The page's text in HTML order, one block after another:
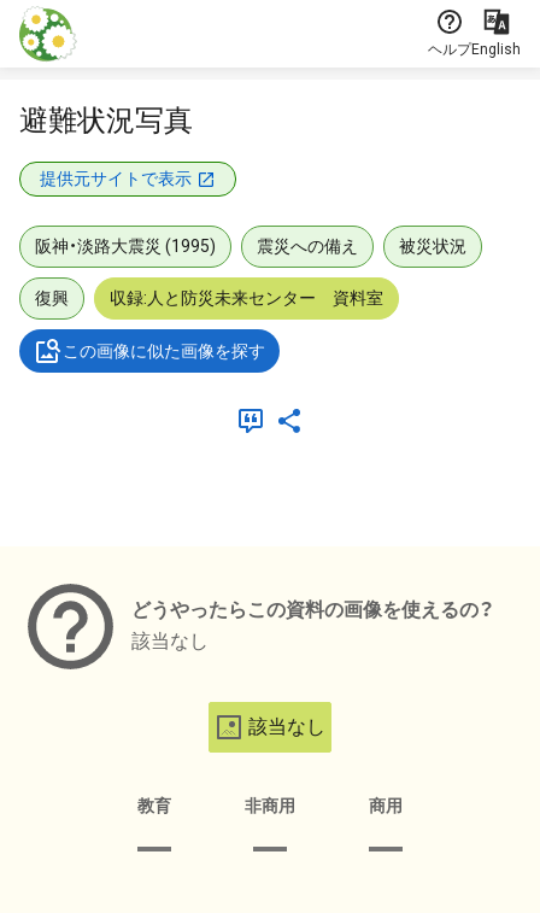
本文に飛ぶ
ヘルプEnglish
避難状況写真
提供元サイトで表示
阪神・淡路大震災 (1995) 震災への備え 被災状況
復興 収録:人と防災未来センター 資料室
この画像に似た画像を探す
どうやったらこの資料の画像を使えるの？
該当なし
該当なし
教育 非商用 商用